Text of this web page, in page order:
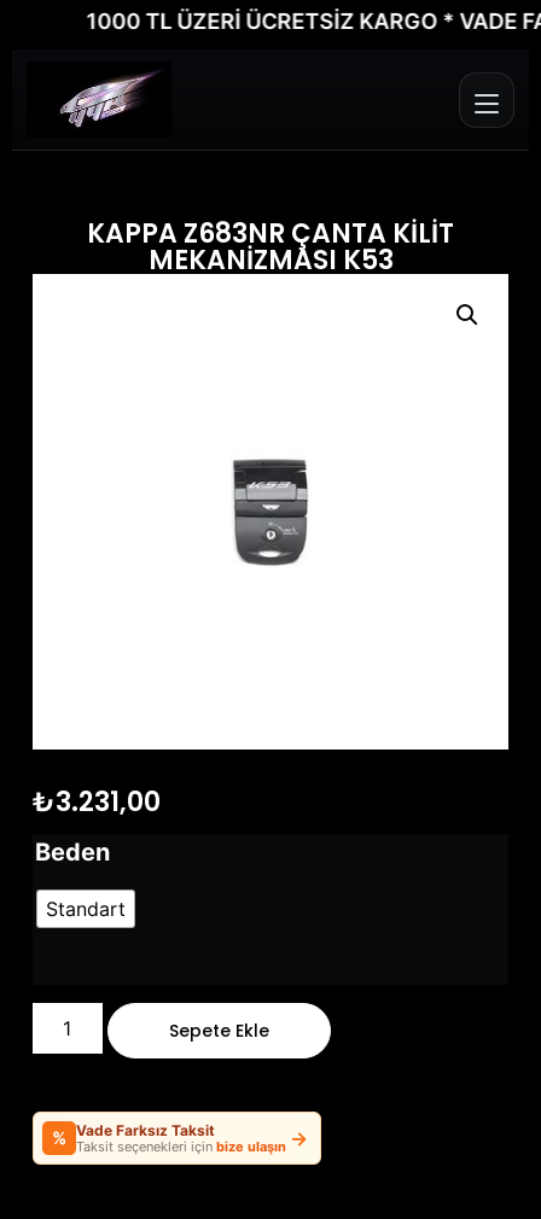
1000 TL ÜZERİ ÜCRETSİZ KARGO * VADE
KAPPA Z683NR ÇANTA KİLİT
MEKANİZMASI K53
₺3.231,00
Beden
Standart
Sepete Ekle
% Vade Farksız Taksit
Taksit seçenekleri için bize ulaşın →